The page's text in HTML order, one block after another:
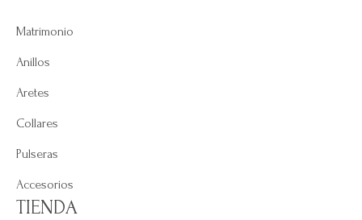
Matrimonio
Anillos
Aretes
Collares
Pulseras
Accesorios
TIENDA